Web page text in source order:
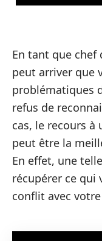
En tant que chef
peut arriver que
problématiques
refus de
cas, le recours à
peut être la
En effet, une
récupérer ce qui
conflit avec